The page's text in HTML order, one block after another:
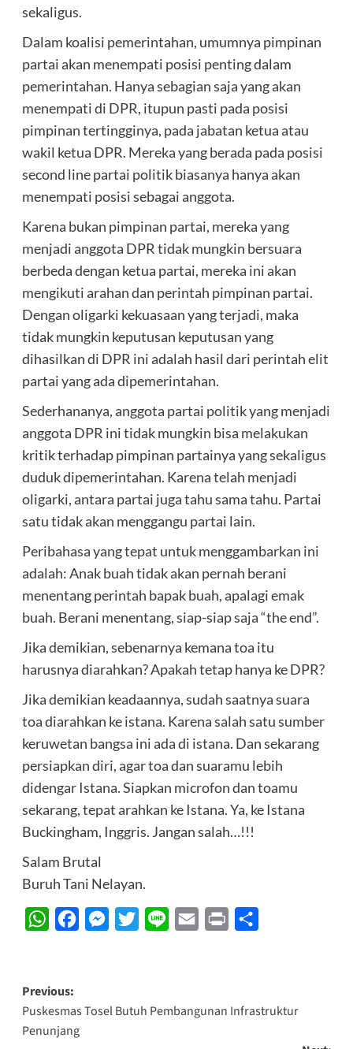
sekaligus.
Dalam koalisi pemerintahan, umumnya pimpinan
partai akan menempati posisi penting dalam
pemerintahan. Hanya sebagian saja yang akan
menempati di DPR, itupun pasti pada posisi
pimpinan tertingginya, pada jabatan ketua atau
wakil ketua DPR. Mereka yang berada pada posisi
second line partai politik biasanya hanya akan
menempati posisi sebagai anggota.
Karena bukan pimpinan partai, mereka yang
menjadi anggota DPR tidak mungkin bersuara
berbeda dengan ketua partai, mereka ini akan
mengikuti arahan dan perintah pimpinan partai.
Dengan oligarki kekuasaan yang terjadi, maka
tidak mungkin keputusan keputusan yang
dihasilkan di DPR ini adalah hasil dari perintah elit
partai yang ada dipemerintahan.
Sederhananya, anggota partai politik yang menjadi
anggota DPR ini tidak mungkin bisa melakukan
kritik terhadap pimpinan partainya yang sekaligus
duduk dipemerintahan. Karena telah menjadi
oligarki, antara partai juga tahu sama tahu. Partai
satu tidak akan menggangu partai lain.
Peribahasa yang tepat untuk menggambarkan ini
adalah: Anak buah tidak akan pernah berani
menentang perintah bapak buah, apalagi emak
buah. Berani menentang, siap-siap saja “the end”.
Jika demikian, sebenarnya kemana toa itu
harusnya diarahkan? Apakah tetap hanya ke DPR?
Jika demikian keadaannya, sudah saatnya suara
toa diarahkan ke istana. Karena salah satu sumber
keruwetan bangsa ini ada di istana. Dan sekarang
persiapkan diri, agar toa dan suaramu lebih
didengar Istana. Siapkan microfon dan toamu
sekarang, tepat arahkan ke Istana. Ya, ke Istana
Buckingham, Inggris. Jangan salah…!!!
Salam Brutal
Buruh Tani Nelayan.
WhatsAppFacebookMessenger
Twitter Line Email Print
Post
navigation
Previous:
Puskesmas Tosel Butuh Pembangunan Infrastruktur
Penunjang